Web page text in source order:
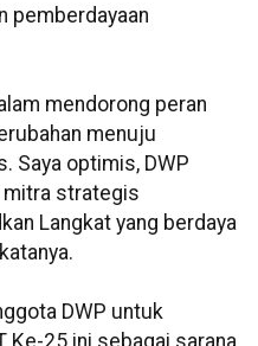
pemberdayaan
mendorong peran
menuju
Saya optimis, DWP
mitra strategis
Langkat yang berdaya
DWP untuk